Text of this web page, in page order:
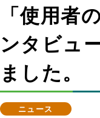
「使用者
ンタビュ
ました。
ニュース